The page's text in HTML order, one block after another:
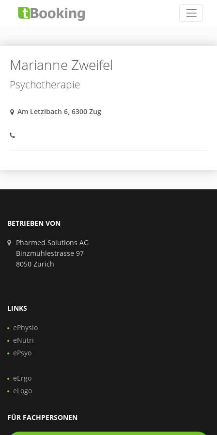
Marianne Zweifel
Psychotherapie
Am Letzibach 6, 6300 Zug
BETRIEBEN VON
Pharmed Solutions AG
Binzmühlestrasse 97
8050 Zürich
LINKS
ePhysio
eNutri
ePsyo
eErgo
eLogo
FÜR FACHPERSONEN